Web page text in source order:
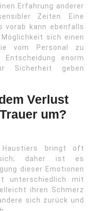
Erfahrung anderer
Zeiten. Eine
vorab kann ebenfalls
sich einen
vom Personal zu
enorm
Sicherheit geben
Verlust
um?
bringt oft
daher ist es
dieser Emotionen
unterschiedlich mit
ihren Schmerz
sich zurück und